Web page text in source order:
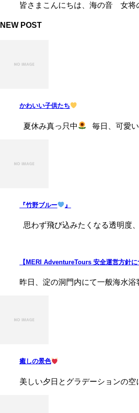
皆さまこんにちは、海の音 女将
NEW POST
かわいい子供たち
夏休み真っ只中 毎日、可愛
『竹野ブルー 』
思わず飛び込みたくなる透明度
【MERI AdventureTours 安全運営方針に
昨日、淀の洞門内にて一般海水
癒しの景色
美しい夕日とグラデーションの